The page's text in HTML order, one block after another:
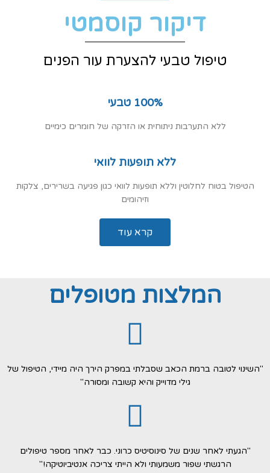
דיקור קוסמטי
טיפול טבעי להצערת עור הפנים
100% טבעי
ללא התערבות ניתוחית או הזרקה של חומרים כימיים
ללא תופעות לוואי
הטיפול בטוח לחלוטין וללא תופעות לוואי כגון פגיעה בשרירים, צלקות
וזיהומים
קרא עוד
המלצות מטופלים
"השינוי לטובה ברמת הכאב שסבלתי במפרק הירך היה מיידי, הטיפול של
גילי מדוייק והיא קשובה ומסורה"
"הגעתי לאחר שנים של סינוסיטיס כרוני. כבר לאחר מספר טיפולים
הרגשתי שפור משמעותי ולא הייתי צריכה אנטיביוטיקה!"